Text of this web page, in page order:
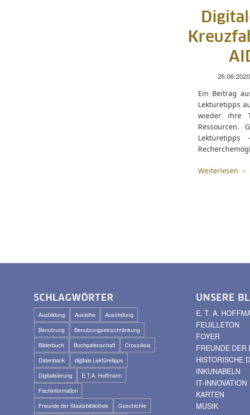
26.06.2020
Ein Beitrag
Lektüretipps
wieder ihre
Ressourcen.
Weiterlesen
SCHLAGWÖRTER
Ausbildung Ausleihe
Ausstellung
Benutzung
Benutzungseinschränkung
Bilderbuch
Buchpatenschaft
CrossAsia
Datenbank
digitale Lektüretipps
Digitalisierung
E.T.A. Hoffmann
Fachinformation
Freunde der Staatsbibliothek
Geschichte
UNSERE
E. T. A.
FEUILLETON
FOYER
FREUNDE DER
HISTORISCHE
INKUNABELN
IT-INNOVATION
KARTEN
MUSIK